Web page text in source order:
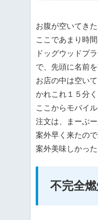
お腹が空いてきた
ここであまり時
ドッグウッドプ
で、先頭に名前を
お店の中は空い
かれこれ１５分
ここからモバイル
注文は、まーぶ
案外早く来たので
案外美味しかっ
不完全